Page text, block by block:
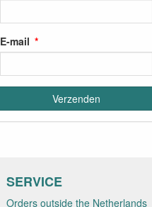
E-mail
SERVICE
Orders outside the Netherlands